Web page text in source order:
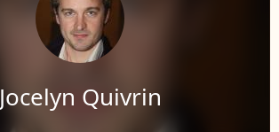
Jocelyn Quivrin